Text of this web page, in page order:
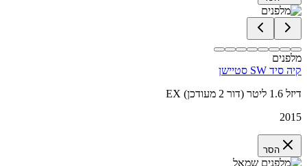
מלפנים
קיה סיד SW סטיישן
EX דיזל 1.6 ליטר (דור 2 מעודכן)
2015
הסר